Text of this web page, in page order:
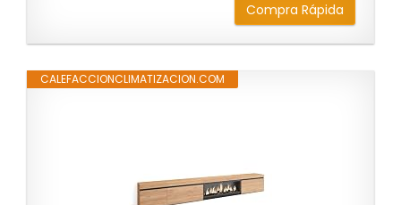
Compra Rápida
CALEFACCIONCLIMATIZACION.COM